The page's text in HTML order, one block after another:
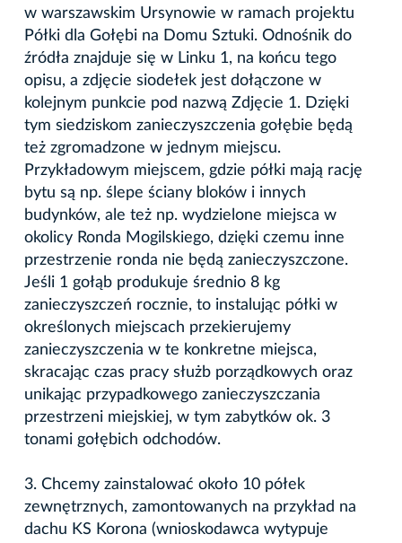
w warszawskim Ursynowie w ramach projektu
Półki dla Gołębi na Domu Sztuki. Odnośnik do
źródła znajduje się w Linku 1, na końcu tego
opisu, a zdjęcie siodełek jest dołączone w
kolejnym punkcie pod nazwą Zdjęcie 1. Dzięki
tym siedziskom zanieczyszczenia gołębie będą
też zgromadzone w jednym miejscu.
Przykładowym miejscem, gdzie półki mają rację
bytu są np. ślepe ściany bloków i innych
budynków, ale też np. wydzielone miejsca w
okolicy Ronda Mogilskiego, dzięki czemu inne
przestrzenie ronda nie będą zanieczyszczone.
Jeśli 1 gołąb produkuje średnio 8 kg
zanieczyszczeń rocznie, to instalując półki w
określonych miejscach przekierujemy
zanieczyszczenia w te konkretne miejsca,
skracając czas pracy służb porządkowych oraz
unikając przypadkowego zanieczyszczania
przestrzeni miejskiej, w tym zabytków ok. 3
tonami gołębich odchodów.
3. Chcemy zainstalować około 10 półek
zewnętrznych, zamontowanych na przykład na
dachu KS Korona (wnioskodawca wytypuje